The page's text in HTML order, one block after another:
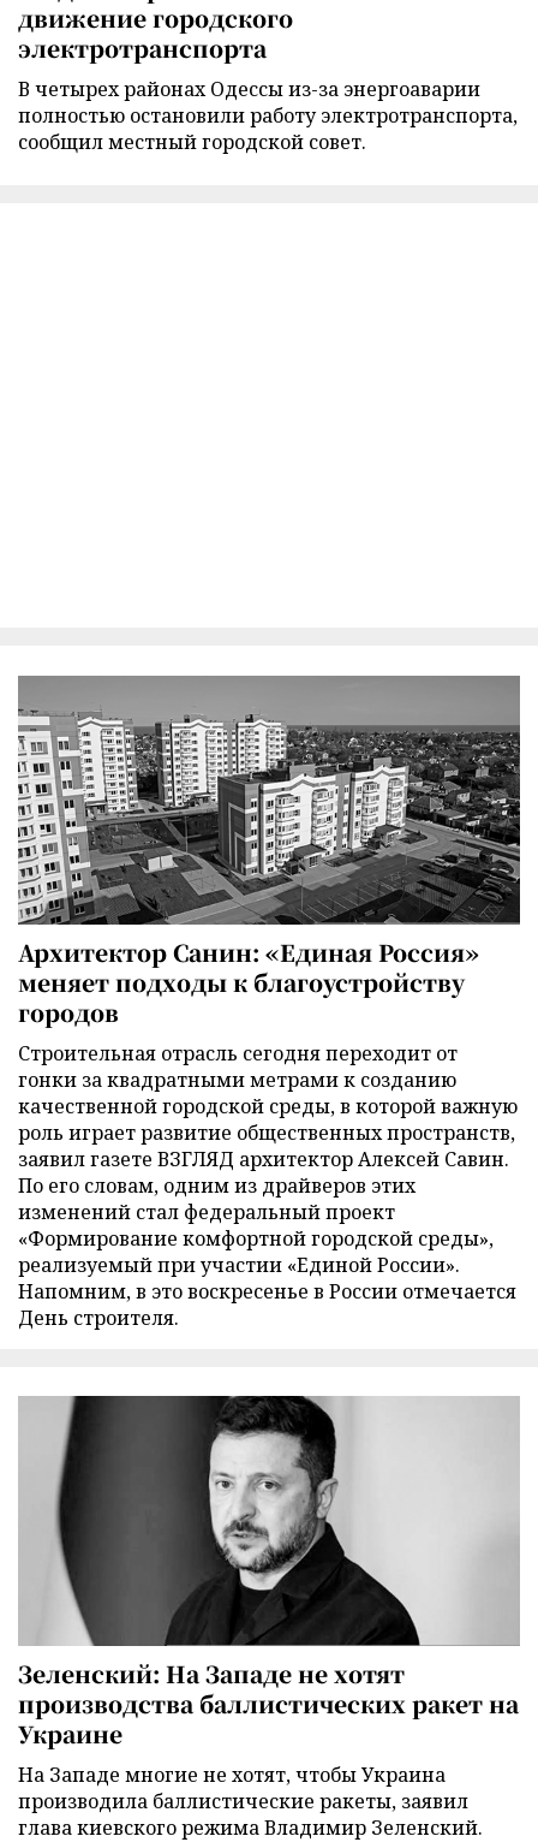
движение городского
электротранспорта
В четырех районах Одессы из-за энергоаварии
полностью остановили работу электротранспорта,
сообщил местный городской совет.
Архитектор Санин: «Единая Россия»
меняет подходы к благоустройству
городов
Строительная отрасль сегодня переходит от
гонки за квадратными метрами к созданию
качественной городской среды, в которой важную
роль играет развитие общественных пространств,
заявил газете ВЗГЛЯД архитектор Алексей Савин.
По его словам, одним из драйверов этих
изменений стал федеральный проект
«Формирование комфортной городской среды»,
реализуемый при участии «Единой России».
Напомним, в это воскресенье в России отмечается
День строителя.
Зеленский: На Западе не хотят
производства баллистических ракет на
Украине
На Западе многие не хотят, чтобы Украина
производила баллистические ракеты, заявил
глава киевского режима Владимир Зеленский.